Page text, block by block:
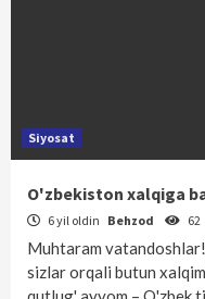
Siyosat
O'zbekiston xalqiga
6 yil oldin Behzod 62
Muhtaram
sizlar orqali butun